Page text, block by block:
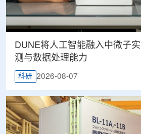
DUNE将人工智能融入中微子
测与数据处理能力
科研 2026-08-07